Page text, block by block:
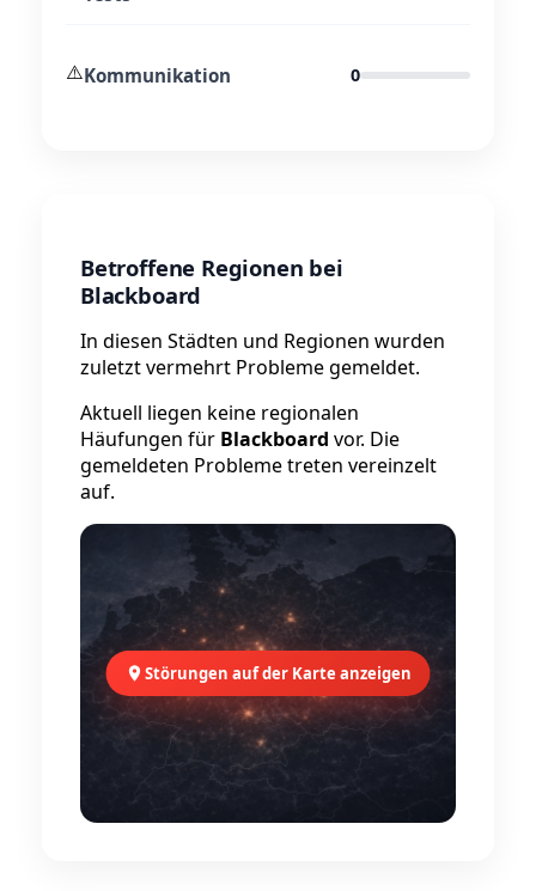
⚠️Kommunikation 0
Betroffene Regionen bei
Blackboard
In diesen Städten und Regionen wurden
zuletzt vermehrt Probleme gemeldet.
Aktuell liegen keine regionalen
Häufungen für Blackboard vor. Die
gemeldeten Probleme treten vereinzelt
auf.
Störungen auf der Karte anzeigen